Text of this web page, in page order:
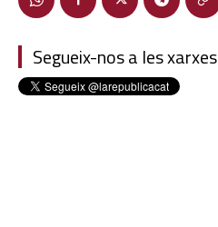
Segueix-nos a les xarxes